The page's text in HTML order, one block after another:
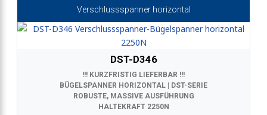
Verschlussspanner horizontal
DST-D346
!!! KURZFRISTIG LIEFERBAR !!!
BÜGELSPANNER HORIZONTAL | DST-SERIE
ROBUSTE, MASSIVE AUSFÜHRUNG
HALTEKRAFT 2250N